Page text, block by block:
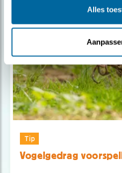
Alles
Tip
Vogelgedrag